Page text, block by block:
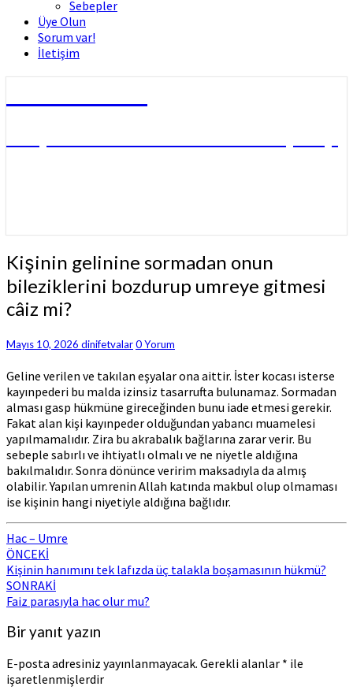
Sebepler
Üye Olun
Sorum var!
İletişim
Kişinin
gelinine
sormadan
onun
bileziklerini
bozdurup
umreye
gitmesi
câiz
mi?
Kişinin gelinine sormadan onun
bileziklerini bozdurup umreye gitmesi
câiz mi?
Mayıs 10, 2026 dinifetvalarComments
0 Yorum
Geline verilen ve takılan eşyalar ona aittir. İster kocası isterse
kayınpederi bu malda izinsiz tasarrufta bulunamaz. Sormadan
alması gasp hükmüne gireceğinden bunu iade etmesi gerekir.
Fakat alan kişi kayınpeder olduğundan yabancı muamelesi
yapılmamalıdır. Zira bu akrabalık bağlarına zarar verir. Bu
sebeple sabırlı ve ihtiyatlı olmalı ve ne niyetle aldığına
bakılmalıdır. Sonra dönünce veririm maksadıyla da almış
olabilir. Yapılan umrenin Allah katında makbul olup olmaması
ise kişinin hangi niyetiyle aldığına bağlıdır.
Hac – Umre
Post
navigation
ÖNCEKİ
Kişinin hanımını tek lafızda üç talakla boşamasının hükmü?
SONRAKİ
Faiz parasıyla hac olur mu?
Bir yanıt yazın
E-posta adresiniz yayınlanmayacak. Gerekli alanlar * ile
işaretlenmişlerdir